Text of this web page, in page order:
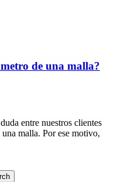
de una malla?
entre nuestros clientes
malla. Por ese motivo,